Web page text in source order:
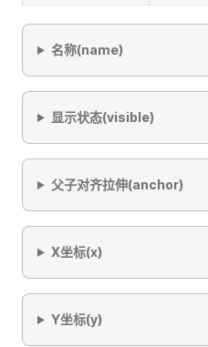
名称(name)
显示状态(visible)
父子对齐拉伸(anchor)
X坐标(x)
Y坐标(y)